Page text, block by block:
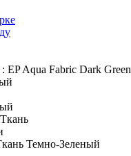
: EP Aqua Fabric Dark Green
Ткань
Темно-Зеленый